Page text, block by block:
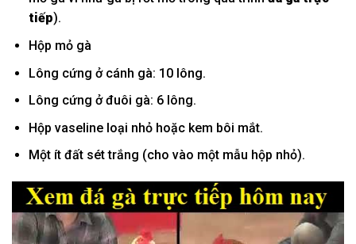
tiếp).
Hộp mỏ gà
Lông cứng ở cánh gà: 10 lông.
Lông cứng ở đuôi gà: 6 lông.
Hộp vaseline loại nhỏ hoặc kem bôi mắt.
Mộtít đất sét trắng (cho vào một mẫu hộp nhỏ).